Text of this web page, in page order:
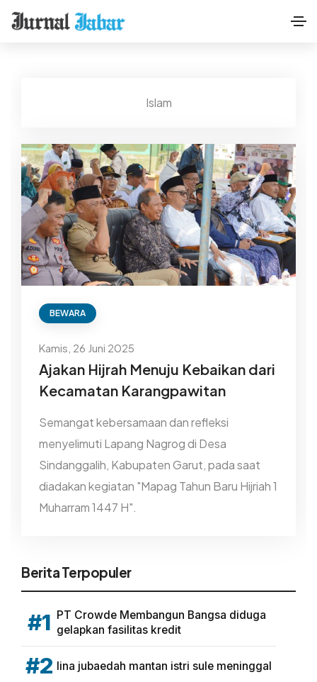
Islam
BEWARA
Kamis, 26 Juni 2025
Ajakan Hijrah Menuju Kebaikan dari
Kecamatan Karangpawitan
Semangat kebersamaan dan refleksi
menyelimuti Lapang Nagrog di Desa
Sindanggalih, Kabupaten Garut, pada saat
diadakan kegiatan "Mapag Tahun Baru Hijriah 1
Muharram 1447 H".
Berita Terpopuler
#1 PT Crowde Membangun Bangsa diduga
gelapkan fasilitas kredit
#2 lina jubaedah mantan istri sule meninggal